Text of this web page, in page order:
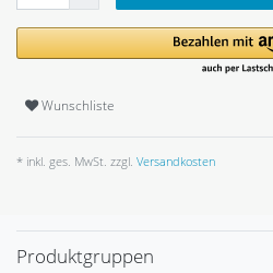
Wunschliste
* inkl. ges. MwSt. zzgl. Versandkosten
Produktgruppen